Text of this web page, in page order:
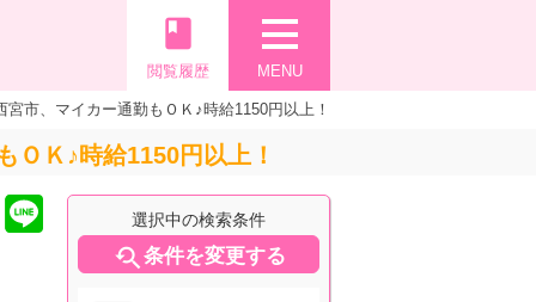
MENU
book
閲覧履歴
市、マイカー通勤もＯＫ♪時給1150円以上！
ＯＫ♪時給1150円以上！
選択中の検索条件
条件を変更する